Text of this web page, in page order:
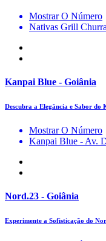
Mostrar O Número
Nativas Grill
Kanpai Blue - Goiânia
Descubra a Elegância e Sabor
Mostrar O Número
Kanpai Blue - Av.
Nord.23 - Goiânia
Experimente a Sofisticação do